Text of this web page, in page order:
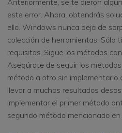
Anteriormente, se te dieron
este error. Ahora, obtendrás
ello. Windows nunca deja de
colección de herramientas. Sólo
requisitos. Sigue los métodos
Asegúrate de seguir los
método a otro sin implementarlo
llevar a muchos resultados
implementar el primer método
segundo método mencionado